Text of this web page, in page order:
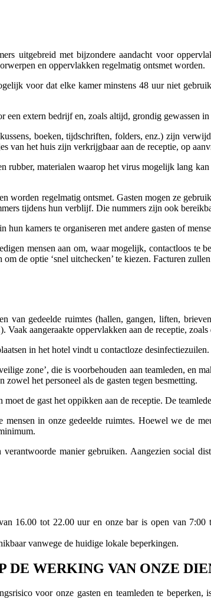
uitgebreid met bijzondere aandacht voor
en oppervlakken regelmatig ontsmet worden.
voor dat elke kamer minstens 48 uur niet
een extern bedrijf en, zoals altijd, grondig gewassen
boeken, tijdschriften, folders, enz.) zijn
van het huis zijn verkrijgbaar aan de receptie, op
rubber, materialen waarop het virus mogelijk lang
worden regelmatig ontsmet. Gasten mogen ze
tijdens hun verblijf. Die nummers zijn ook
hun kamers te organiseren met andere gasten of
mensen aan om, waar mogelijk, contactloos
de optie ‘snel uitchecken’ te kiezen. Facturen
van gedeelde ruimtes (hallen, gangen, liften,
aangeraakte oppervlakken aan de receptie,
in het hotel vindt u contactloze desinfectiezuilen.
zone’, die is voorbehouden aan teamleden,
het personeel als de gasten tegen besmetting.
de gast het oppikken aan de receptie. De
in onze gedeelde ruimtes. Hoewel we de
verantwoorde manier gebruiken. Aangezien social
16.00 tot 22.00 uur en onze bar is open van
vanwege de huidige lokale beperkingen.
DE WERKING VAN ONZE
voor onze gasten en teamleden te